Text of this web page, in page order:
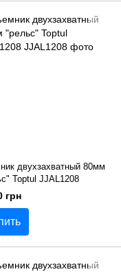
двухзахватный 80мм
Toptul JJAL1208
грн